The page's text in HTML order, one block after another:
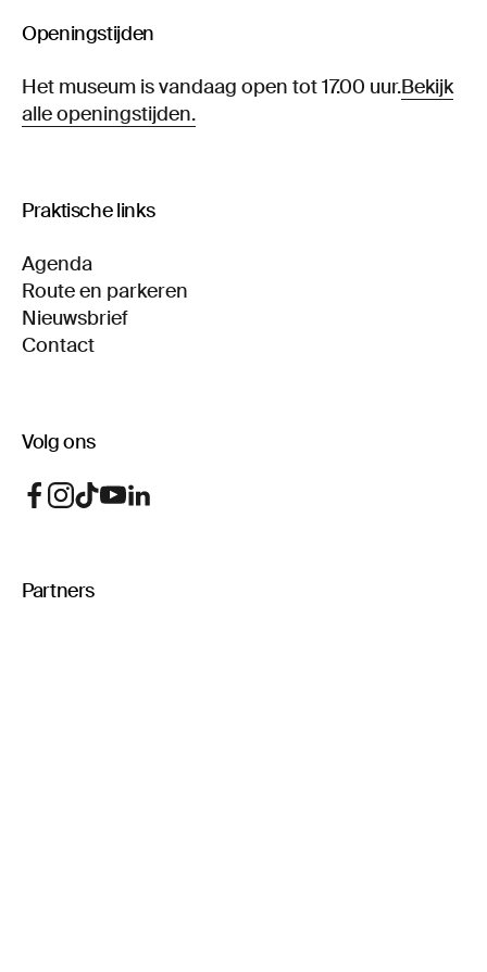
Openingstijden
Het museum is vandaag open tot 17.00 uur.Bekijk
alle openingstijden.
Praktische links
Agenda
Route en parkeren
Nieuwsbrief
Contact
Volg ons
Partners